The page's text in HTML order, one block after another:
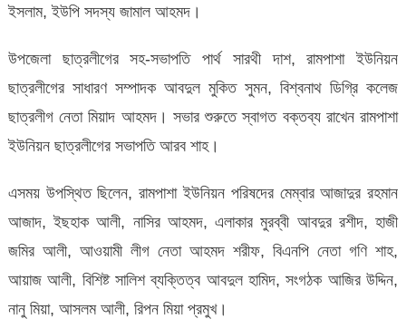
ইসলাম, ইউপি সদস্য জামাল আহমদ।
উপজেলা ছাত্রলীগের সহ-সভাপতি পার্থ সারথী দাশ, রামপাশা ইউনিয়ন
ছাত্রলীগের সাধারণ সম্পাদক আবদুল মুকিত সুমন, বিশ্বনাথ ডিগ্রি কলেজ
ছাত্রলীগ নেতা মিয়াদ আহমদ। সভার শুরুতে স্বাগত বক্তব্য রাখেন রামপাশা
ইউনিয়ন ছাত্রলীগের সভাপতি আরব শাহ।
এসময় উপস্থিত ছিলেন, রামপাশা ইউনিয়ন পরিষদের মেম্বার আজাদুর রহমান
আজাদ, ইছহাক আলী, নাসির আহমদ, এলাকার মুরব্বী আবদুর রশীদ, হাজী
জমির আলী, আওয়ামী লীগ নেতা আহমদ শরীফ, বিএনপি নেতা গণি শাহ,
আয়াজ আলী, বিশিষ্ট সালিশ ব্যক্তিত্ব আবদুল হামিদ, সংগঠক আজির উদ্দিন,
নানু মিয়া, আসলম আলী, রিপন মিয়া প্রমুখ।